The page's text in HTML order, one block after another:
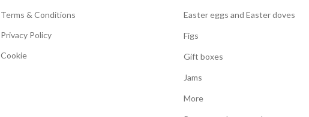
Terms & Conditions
Privacy Policy
Cookie
Easter eggs and Easter doves
Figs
Gift boxes
Jams
More